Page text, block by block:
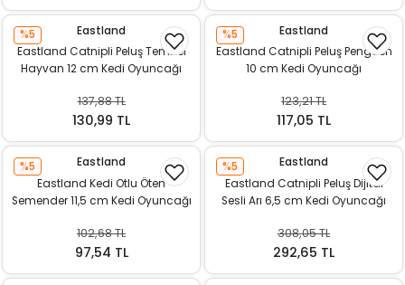
%5
Eastland
Eastland Catnipli Peluş Tembel
Hayvan 12 cm Kedi Oyuncağı
137,88 TL
130,99 TL
%5
Eastland
Eastland Catnipli Peluş Penguen
10 cm Kedi Oyuncağı
123,21 TL
117,05 TL
%5
Eastland
Eastland Kedi Otlu Öten
Semender 11,5 cm Kedi Oyuncağı
102,68 TL
97,54 TL
%5
Eastland
Eastland Catnipli Peluş Dijital
Sesli Arı 6,5 cm Kedi Oyuncağı
308,05 TL
292,65 TL